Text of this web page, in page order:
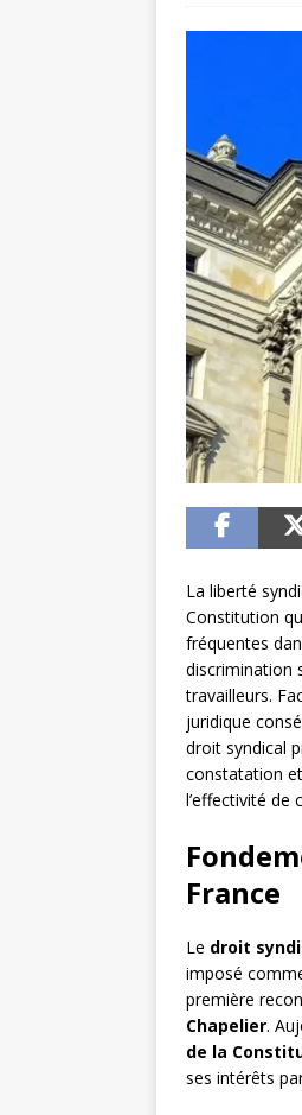
La liberté
Constitution
fréquentes
discrimination
travailleurs.
juridique
droit syndical
constatation
l’effectivité de
France
Le droit
imposé
première
Chapelier.
de la
ses intérêts